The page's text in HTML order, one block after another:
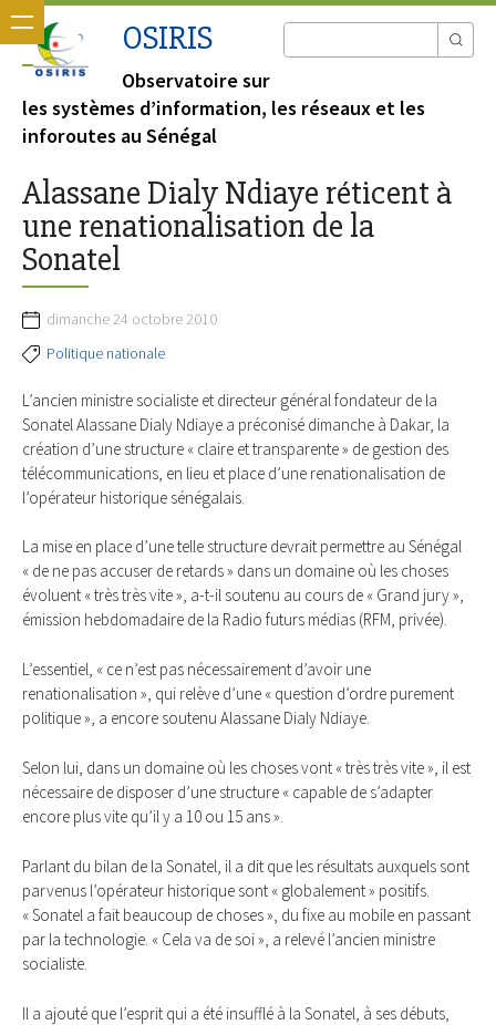
OSIRIS
Observatoire sur
les systèmes d’information, les réseaux et les
inforoutes au Sénégal
Alassane Dialy Ndiaye réticent à
une renationalisation de la
Sonatel
dimanche 24 octobre 2010
Politique nationale
L’ancien ministre socialiste et directeur général fondateur de la
Sonatel Alassane Dialy Ndiaye a préconisé dimanche à Dakar, la
création d’une structure « claire et transparente » de gestion des
télécommunications, en lieu et place d’une renationalisation de
l’opérateur historique sénégalais.
La mise en place d’une telle structure devrait permettre au Sénégal
« de ne pas accuser de retards » dans un domaine où les choses
évoluent « très très vite », a-t-il soutenu au cours de « Grand jury »,
émission hebdomadaire de la Radio futurs médias (RFM, privée).
L’essentiel, « ce n’est pas nécessairement d’avoir une
renationalisation », qui relève d’une « question d’ordre purement
politique », a encore soutenu Alassane Dialy Ndiaye.
Selon lui, dans un domaine où les choses vont « très très vite », il est
nécessaire de disposer d’une structure « capable de s’adapter
encore plus vite qu’il y a 10 ou 15 ans ».
Parlant du bilan de la Sonatel, il a dit que les résultats auxquels sont
parvenus l’opérateur historique sont « globalement » positifs.
« Sonatel a fait beaucoup de choses », du fixe au mobile en passant
par la technologie. « Cela va de soi », a relevé l’ancien ministre
socialiste.
Il a ajouté que l’esprit qui a été insufflé à la Sonatel, à ses débuts,